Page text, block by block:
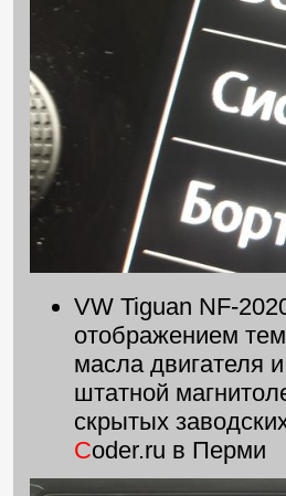
VW Tiguan NF-
отображением
масла двигателя
штатной
скрытых
Coder.ru в Перми